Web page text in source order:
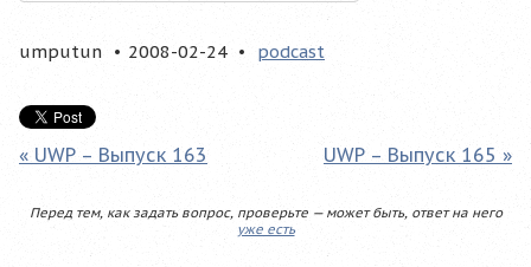
umputun 2008-02-24 podcast
« UWP – Выпуск 163 UWP – Выпуск 165 »
Перед тем, как задать вопрос, проверьте — может быть, ответ на него
уже есть